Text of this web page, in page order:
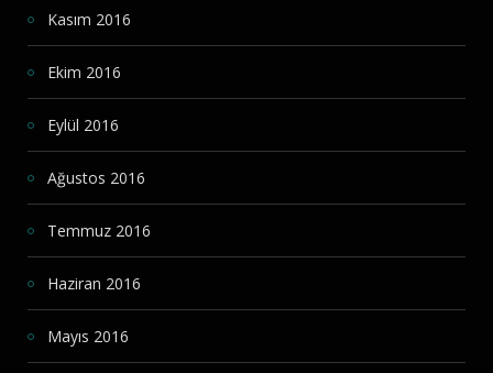
Kasım 2016
Ekim 2016
Eylül 2016
Ağustos 2016
Temmuz 2016
Haziran 2016
Mayıs 2016